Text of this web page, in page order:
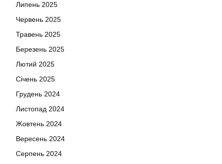
Липень 2025
Червень 2025
Травень 2025
Березень 2025
Лютий 2025
Січень 2025
Грудень 2024
Листопад 2024
Жовтень 2024
Вересень 2024
Серпень 2024